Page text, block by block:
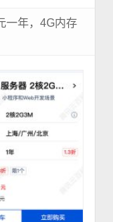
一年，4G内存